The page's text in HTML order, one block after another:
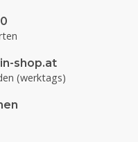
shop.at
(werktags)